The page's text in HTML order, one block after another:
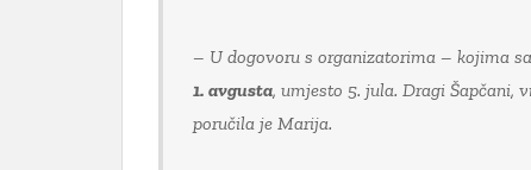
– U dogovoru s organizatorima – kojima
1. avgusta, umjesto 5. jula. Dragi Šapčani,
poručila je Marija.